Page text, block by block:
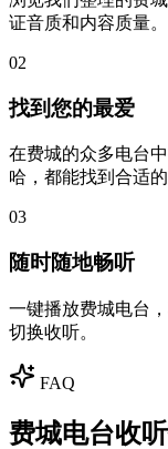
证音质和内容质量。
02
找到您的最爱
在费城的众多电台
哈，都能找到合适的
03
随时随地畅听
一键播放费城电台
切换收听。
FAQ
费城电台收